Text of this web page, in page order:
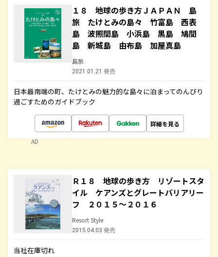
１８ 地球の歩き方ＪＡＰＡＮ 島
旅 たけとみの島々 竹富島 西表
島 波照間島 小浜島 黒島 鳩間
島 新城島 由布島 加屋真島
島旅
2021.01.21 発売
日本最南端の町、たけとみの魅力的な島々に泊まってのんびり
過ごすためのガイドブック
詳細を見る
AD
Ｒ１８ 地球の歩き方 リゾートスタ
イル ケアンズとグレートバリアリー
フ ２０１５～２０１６
Resort Style
2015.04.03 発売
当社在庫切れ